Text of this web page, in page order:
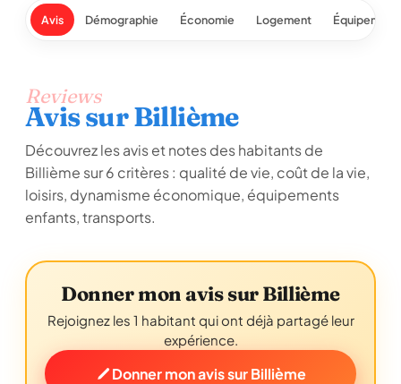
Avis Démographie Économie Logement
Reviews
Avis sur Billième
Découvrez les avis et notes des habitants de
Billième sur 6 critères : qualité de vie, coût de la vie,
loisirs, dynamisme économique, équipements
enfants, transports.
Donner mon avis sur Billième
Rejoignez les 1 habitant qui ont déjà partagé leur
expérience.
Donner mon avis sur Billième